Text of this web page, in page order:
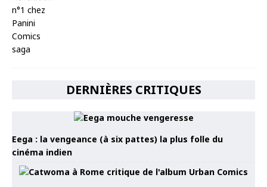
DERNIÈRES CRITIQUES
Eega : la vengeance (à six pattes) la plus folle du
cinéma indien